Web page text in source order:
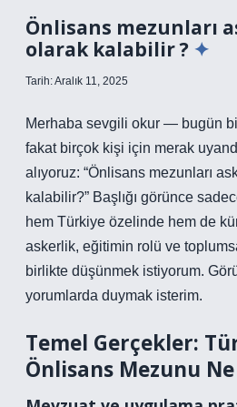
Önlisans mezunları
olarak kalabilir ?
Tarih: Aralık 11, 2025
Merhaba sevgili okur — bugün
fakat birçok kişi için merak
alıyoruz: “Önlisans mezunları
kalabilir?” Başlığı görünce
hem Türkiye özelinde hem de
askerlik, eğitimin rolü ve
birlikte düşünmek istiyorum.
yorumlarda duymak isterim.
Temel Gerçekler:
Önlisans Mezunu